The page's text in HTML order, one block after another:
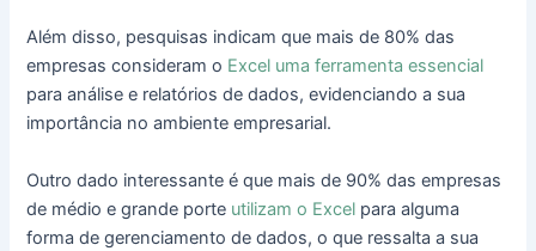
Além disso, pesquisas indicam que mais de 80% das
empresas consideram o Excel uma ferramenta essencial
para análise e relatórios de dados, evidenciando a sua
importância no ambiente empresarial.
Outro dado interessante é que mais de 90% das empresas
de médio e grande porte utilizam o Excel para alguma
forma de gerenciamento de dados, o que ressalta a sua